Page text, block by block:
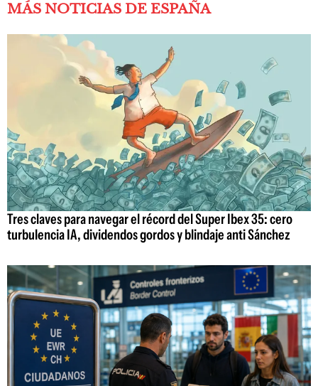
MÁS NOTICIAS DE ESPAÑA
Tres claves para navegar el récord del Super Ibex 35: cero
turbulencia IA, dividendos gordos y blindaje anti Sánchez